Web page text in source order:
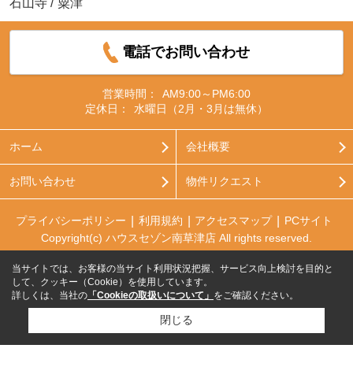
石山寺 / 粟津
電話でお問い合わせ
営業時間：
AM9:00～PM6:00
定休日：
水曜日（2月・3月は無休）
ホーム 会社概要
お問い合わせ 物件リクエスト
プライバシーポリシー 利用規約 アクセスマップ
PCサイト
Copyright(c) ハウスセゾン南草津店 All rights reserved.
当サイトでは、お客様の当サイト利用状況把握、サービス向上検討を目的と
して、クッキー（Cookie）を使用しています。
詳しくは、当社の 「Cookieの取扱いについて」 をご確認ください。
閉じる